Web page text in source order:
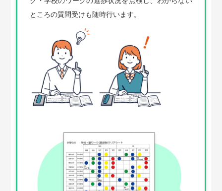
ところの質問受けも随時行います。